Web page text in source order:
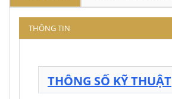
THÔNG TIN
THÔNG SỐ KỸ THUẬT